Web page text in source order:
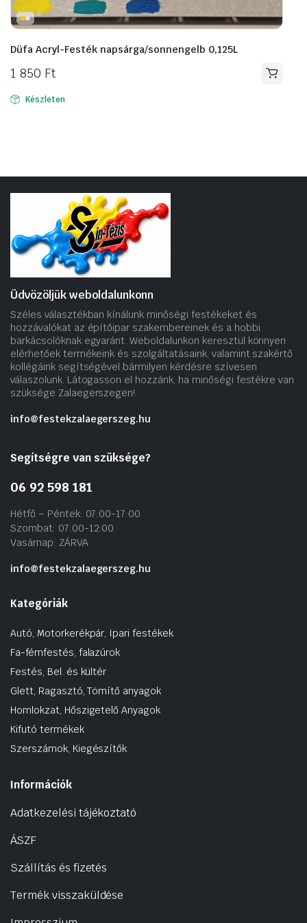
Düfa Acryl-Festék napsárga/sonnengelb 0,125L
1 850 Ft
Készleten
Üdvözöljük weboldalunkonn
Széles választékban kínálunk minőségi festékeket és
hozzávalókat az építőipar szakembereinek és a hobbi
barkácsolóknak egyaránt. Weboldalunkon keresztül könnyen
elérhetőek termékeink és szolgáltatásaink, valamint szakértő
kollégáink segítségével bármilyen kérdésre szívesen
válaszolunk. Látogasson el hozzánk, ha minőségi festékre van
szüksége Zalaegerszegen!.
info@festekzalaegerszeg.hu
Segítségre van szüksége?
06 92 598 181
Hétfő – Péntek: 07:00-17:00
Szombat: 07:00-12:00
Vasárnap: ZÁRVA
info@festekzalaegerszeg.hu
Kategóriák
Autó, Motorkerékpár, Ipari festékek
Fa-fémfestés, falazúrok
Festés, Bel. és kültér
Glett, Ragasztó, Tömítő anyagok
Homlokzat, Hőszigetelő Anyagok
Kifutó termékek
Szerszámok, Kiegészítők
Információk
Adatkezelési tájékoztató
ÁSZF
Szállítás és fizetés
Termék visszaküldése